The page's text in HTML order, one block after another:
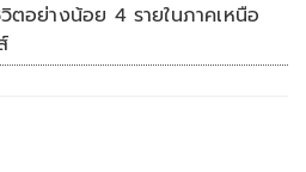
ตอย่างน้อย 4 รายในภาคเหนือ